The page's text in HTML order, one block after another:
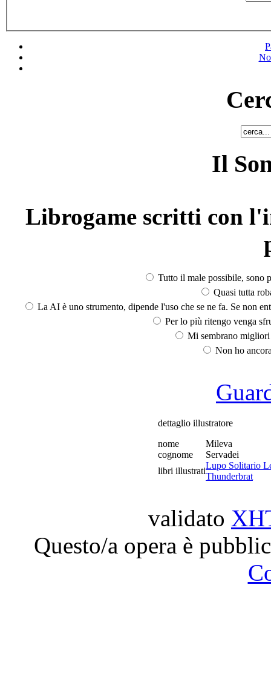
Il
Librogame scritti con
Tutto il male possibile, sono
Quasi tutta
La AI è uno strumento, dipende l'uso che se ne fa. Se non
Per lo più ritengo venga
Mi sembrano
Non ho
dettaglio illustratore
nome
Mileva
cognome
Servadei
libri illustrati
Lupo Solitario
Thunderbrat
validato
Questo/a opera è